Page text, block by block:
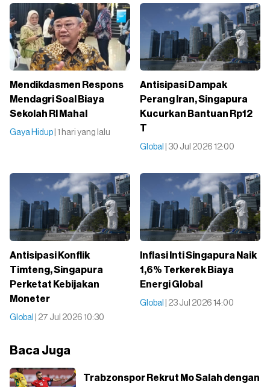
Mendikdasmen Respons
Mendagri Soal Biaya
Sekolah RI Mahal
Gaya Hidup | 1 hari yang lalu
Antisipasi Dampak
Perang Iran, Singapura
Kucurkan Bantuan Rp12
T
Global | 30 Jul 2026 12:00
Antisipasi Konflik
Timteng, Singapura
Perketat Kebijakan
Moneter
Global | 27 Jul 2026 10:30
Inflasi Inti Singapura Naik
1,6% Terkerek Biaya
Energi Global
Global | 23 Jul 2026 14:00
Baca Juga
Trabzonspor Rekrut Mo Salah dengan